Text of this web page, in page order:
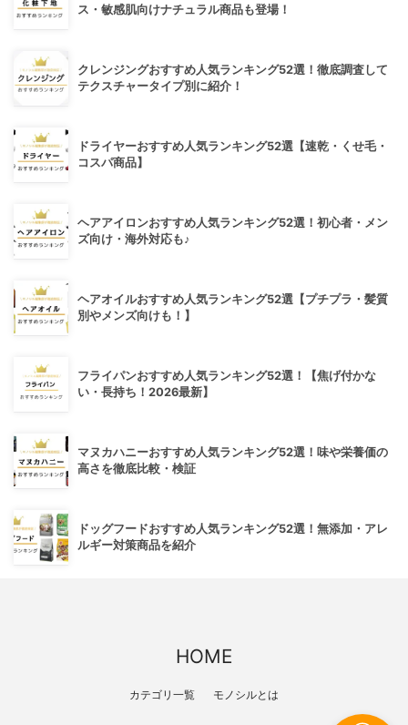
ス・敏感肌向けナチュラル商品も登場！
クレンジングおすすめ人気ランキング52選！徹底調査して
テクスチャータイプ別に紹介！
ドライヤーおすすめ人気ランキング52選【速乾・くせ毛・
コスパ商品】
ヘアアイロンおすすめ人気ランキング52選！初心者・メン
ズ向け・海外対応も♪
ヘアオイルおすすめ人気ランキング52選【プチプラ・髪質
別やメンズ向けも！】
フライパンおすすめ人気ランキング52選！【焦げ付かな
い・長持ち！2026最新】
マヌカハニーおすすめ人気ランキング52選！味や栄養価の
高さを徹底比較・検証
ドッグフードおすすめ人気ランキング52選！無添加・アレ
ルギー対策商品を紹介
HOME
カテゴリ一覧 モノシルとは